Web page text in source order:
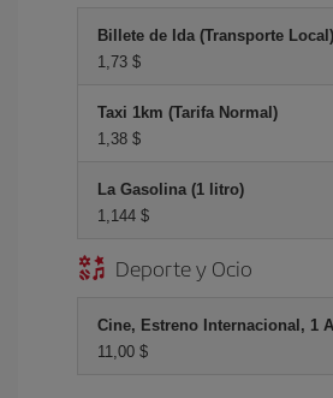
Billete de Ida (Transporte Local)
1,73 $
Taxi 1km (Tarifa Normal)
1,38 $
La Gasolina (1 litro)
1,144 $
Deporte y Ocio
Cine, Estreno Internacional, 1
11,00 $